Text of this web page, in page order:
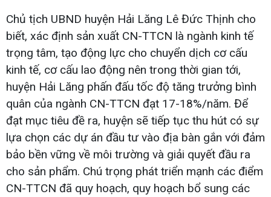
Chủ tịch UBND huyện Hải Lăng Lê Đức Thịnh cho
biết, xác định sản xuất CN-TTCN là ngành kinh tế
trọng tâm, tạo động lực cho chuyển dịch cơ cấu
kinh tế, cơ cấu lao động nên trong thời gian tới,
huyện Hải Lăng phấn đấu tốc độ tăng trưởng bình
quân của ngành CN-TTCN đạt 17-18%/năm. Để
đạt mục tiêu đề ra, huyện sẽ tiếp tục thu hút có sự
lựa chọn các dự án đầu tư vào địa bàn gắn với đảm
bảo bền vững về môi trường và giải quyết đầu ra
cho sản phẩm. Chú trọng phát triển mạnh các điểm
CN-TTCN đã quy hoạch, quy hoạch bổ sung các